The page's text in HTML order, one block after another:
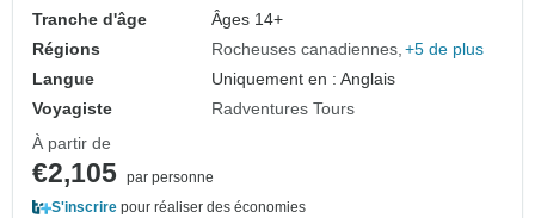
Tranche d'âge
Âges 14+
Régions
Rocheuses canadiennes +5 de plus
Langue
Uniquement en : Anglais
Voyagiste
Radventures Tours
À partir de
€2,105 par personne
S'inscrire pour réaliser des économies